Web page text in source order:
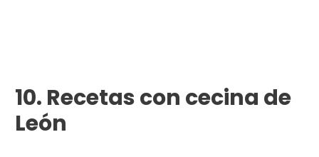
10. Recetas con cecina de
León